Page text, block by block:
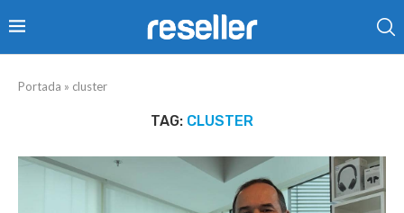
Portada » cluster
TAG: CLUSTER